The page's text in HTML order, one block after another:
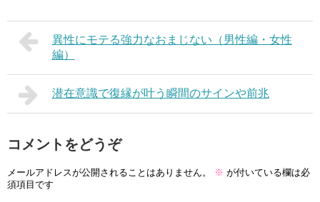
異性にモテる強力なおまじない（男性編・女性
編）
潜在意識で復縁が叶う瞬間のサインや前兆
コメントをどうぞ
メールアドレスが公開されることはありません。 ※ が付いている欄は必
須項目です